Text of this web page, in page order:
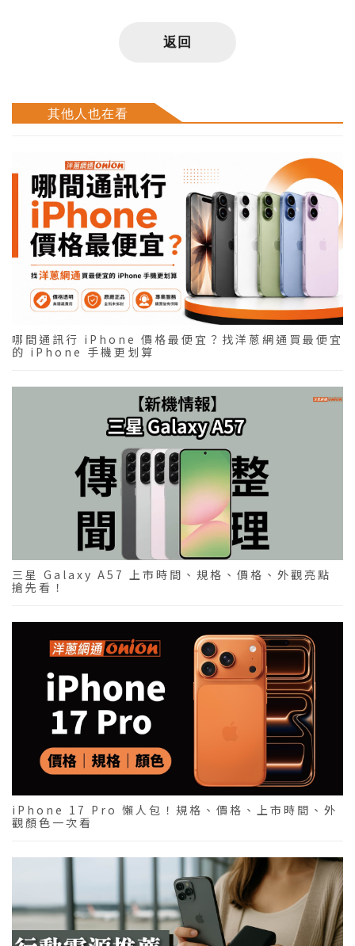
返回
其他人也在看
哪間通訊行 iPhone 價格最便宜？找洋蔥網通買最便宜
的 iPhone 手機更划算
三星 Galaxy A57 上市時間、規格、價格、外觀亮點
搶先看！
iPhone 17 Pro 懶人包！規格、價格、上市時間、外
觀顏色一次看